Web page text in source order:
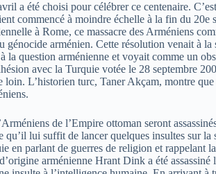
a été choisi pour célébrer ce centenaire.
commencé à moindre échelle à la fin du
à Rome, ce massacre des Arméniens
génocide arménien. Cette résolution venait à
la question arménienne et voyait comme un
avec la Turquie votée le 28 septembre
loin. L’historien turc, Taner Akçam, montre
de l’Empire ottoman seront
lui suffit de lancer quelques insultes sur
en parlant de guerres de religion et rappelant
arménienne Hrant Dink a été